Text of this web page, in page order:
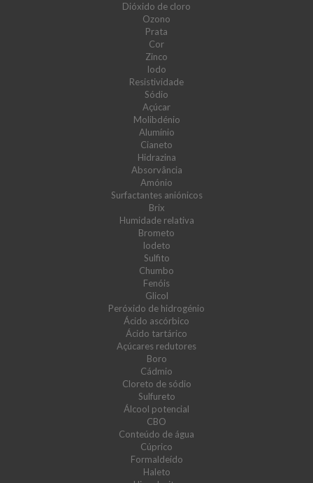
Dióxido de cloro
Ozono
Prata
Cor
Zinco
Iodo
Resistividade
Sódio
Açúcar
Molibdénio
Alumínio
Cianeto
Hidrazina
Absorvância
Amónio
Surfactantes aniónicos
Brix
Humidade relativa
Brometo
Iodeto
Sulfito
Chumbo
Fenóis
Glicol
Peróxido de hidrogénio
Ácido ascórbico
Ácido tartárico
Açúcares redutores
Boro
Cádmio
Cloreto de sódio
Sulfureto
Álcool potencial
CBO
Conteúdo de água
Cúprico
Formaldeído
Haleto